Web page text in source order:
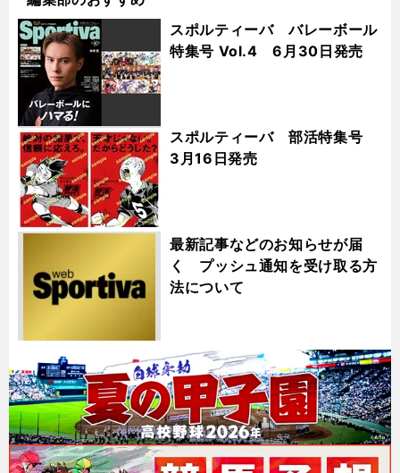
スポルティーバ バレーボール
特集号 Vol.4 6月30日発売
スポルティーバ 部活特集号
3月16日発売
最新記事などのお知らせが届
く プッシュ通知を受け取る方
法について